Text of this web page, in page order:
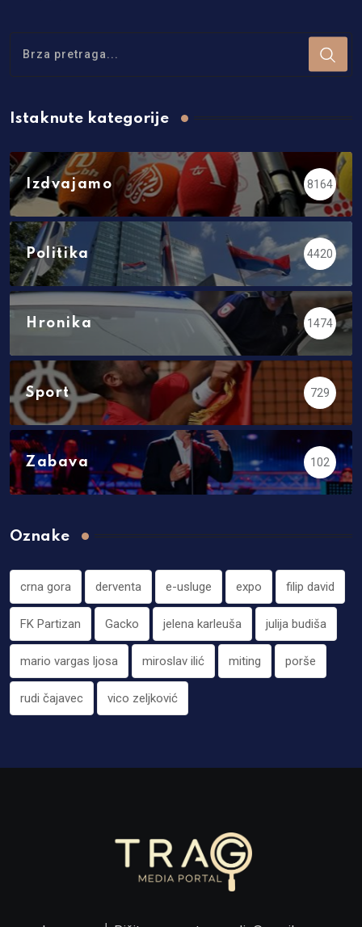
Istaknute kategorije
Izdvajamo 8164
Politika 4420
Hronika 1474
Sport 729
Zabava 102
Oznake
crna gora derventa e-usluge expo filip david
FK Partizan Gacko jelena karleuša julija budiša
mario vargas ljosa miroslav ilić miting porše
rudi čajavec vico zeljković